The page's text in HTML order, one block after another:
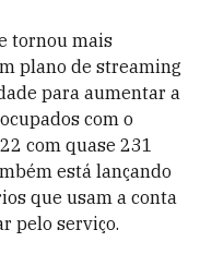
tornou mais
plano de streaming
para aumentar a
com o
com quase 231
está lançando
que usam a conta
pelo serviço.